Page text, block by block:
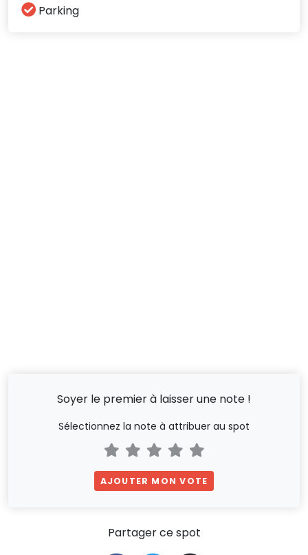
Parking
Soyer le premier à laisser une note !
Sélectionnez la note à attribuer au spot
AJOUTER MON VOTE
Partager ce spot